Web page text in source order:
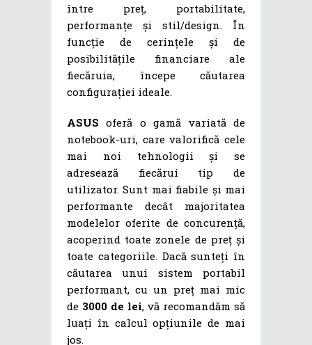
între preț, portabilitate,
performanțe și stil/design. În
funcție de cerințele și de
posibilitățile financiare ale
fiecăruia, începe căutarea
configurației ideale.
ASUS oferă o gamă variată de
notebook-uri, care valorifică cele
mai noi tehnologii și se
adresează fiecărui tip de
utilizator. Sunt mai fiabile și mai
performante decât majoritatea
modelelor oferite de concurență,
acoperind toate zonele de preț și
toate categoriile. Dacă sunteți în
căutarea unui sistem portabil
performant, cu un preț mai mic
de 3000 de lei, vă recomandăm să
luați în calcul opțiunile de mai
jos.